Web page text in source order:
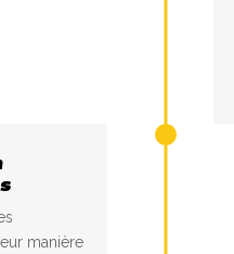
manière